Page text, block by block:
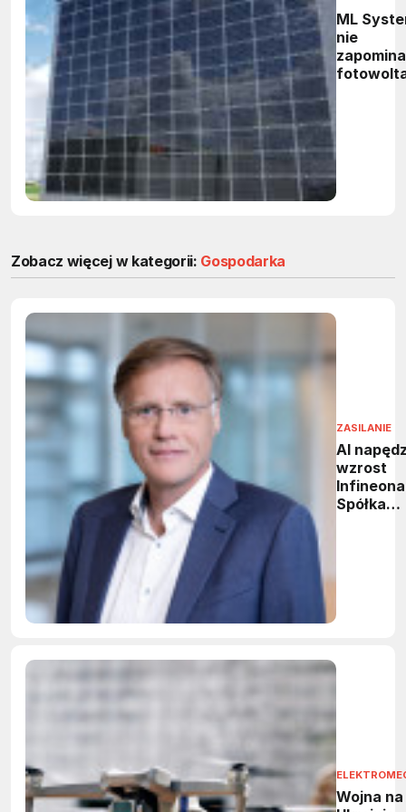
ML
nie
Zobacz więcej w kategorii: Gospodarka
ZASILANIE
AI
wzrost
Spółka
Wojna na